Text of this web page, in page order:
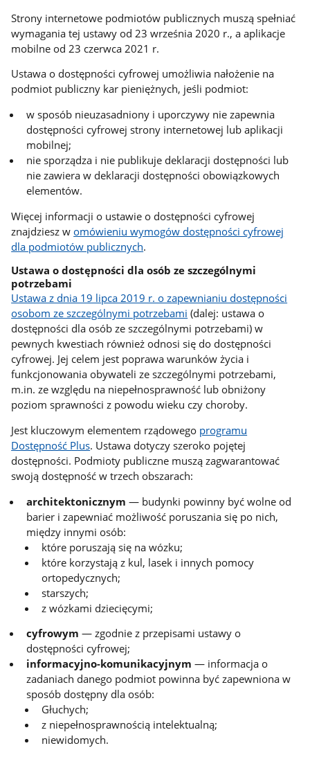
Strony internetowe podmiotów publicznych muszą spełniać
wymagania tej ustawy od 23 września 2020 r., a aplikacje
mobilne od 23 czerwca 2021 r.
Ustawa o dostępności cyfrowej umożliwia nałożenie na
podmiot publiczny kar pieniężnych, jeśli podmiot:
w sposób nieuzasadniony i uporczywy nie zapewnia
dostępności cyfrowej strony internetowej lub aplikacji
mobilnej;
nie sporządza i nie publikuje deklaracji dostępności lub
nie zawiera w deklaracji dostępności obowiązkowych
elementów.
Więcej informacji o ustawie o dostępności cyfrowej
znajdziesz womówieniu wymogów dostępności cyfrowej
dla podmiotów publicznych.
Ustawa o dostępności dla osób ze szczególnymi
potrzebami
Ustawa z dnia 19 lipca 2019 r. o zapewnianiu dostępności
osobom ze szczególnymi potrzebami (dalej: ustawa o
dostępności dla osób ze szczególnymi potrzebami) w
pewnych kwestiach również odnosi się do dostępności
cyfrowej. Jej celem jest poprawa warunków życia i
funkcjonowania obywateli ze szczególnymi potrzebami,
m.in. ze względu na niepełnosprawność lub obniżony
poziom sprawności z powodu wieku czy choroby.
Jest kluczowym elementem rządowego programu
Dostępność Plus. Ustawa dotyczy szeroko pojętej
dostępności. Podmioty publiczne muszą zagwarantować
swoją dostępność w trzech obszarach:
architektonicznym— budynki powinny być wolne od
barier i zapewniać możliwość poruszania się po nich,
między innymi osób:
które poruszają się na wózku;
które korzystają z kul, lasek i innych pomocy
ortopedycznych;
starszych;
z wózkami dziecięcymi;
cyfrowym — zgodnie z przepisami ustawy o
dostępności cyfrowej;
informacyjno-komunikacyjnym — informacja o
zadaniach danego podmiot powinna być zapewniona w
sposób dostępny dla osób:
Głuchych;
z niepełnosprawnością intelektualną;
niewidomych.